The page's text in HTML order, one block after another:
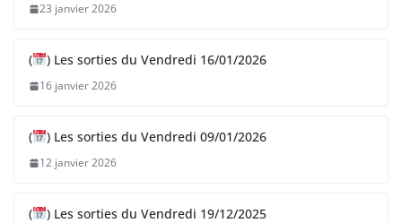
23 janvier 2026
( ) Les sorties du Vendredi 16/01/2026
16 janvier 2026
( ) Les sorties du Vendredi 09/01/2026
12 janvier 2026
( ) Les sorties du Vendredi 19/12/2025